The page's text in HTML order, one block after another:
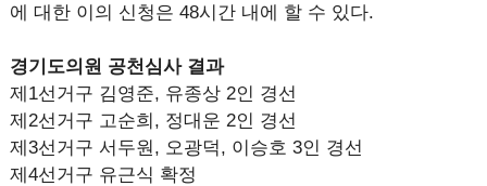
에 대한 이의 신청은 48시간 내에 할 수 있다.
경기도의원 공천심사 결과
제1선거구 김영준, 유종상 2인 경선
제2선거구 고순희, 정대운 2인 경선
제3선거구 서두원, 오광덕, 이승호 3인 경선
제4선거구 유근식 확정